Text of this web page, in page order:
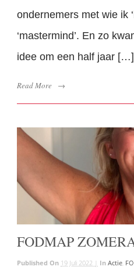
ondernemers met wie ik
‘mastermind’. En zo
idee om een half jaar […]
Read More →
FODMAP
Published On 19 Juli 2022 | In Actie,